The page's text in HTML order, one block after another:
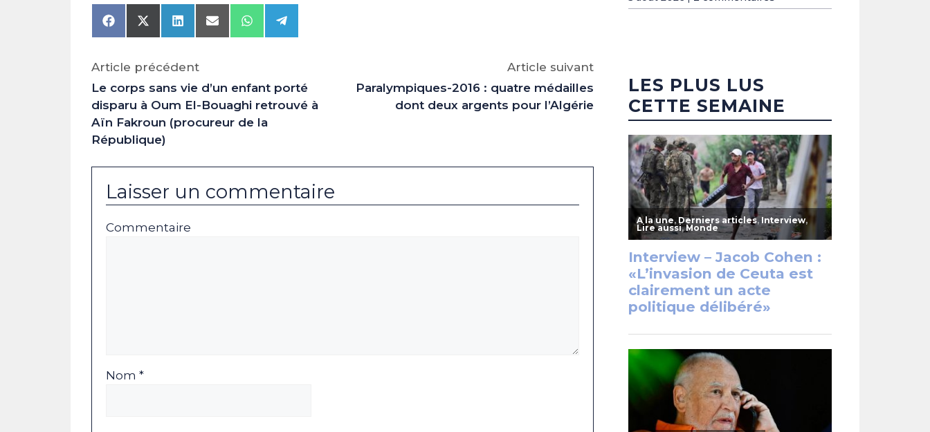
Share
on
Share
on
(Twitter)
Share
on
Share
on
Share
on
Share
on
Article précédent
Le corps sans vie d’un enfant porté
disparu à Oum El-Bouaghi retrouvé à
Aïn Fakroun (procureur de la
République)
Article suivant
Paralympiques-2016 : quatre médailles
dont deux argents pour l’Algérie
Laisser un commentaire
Commentaire
Nom *
LES PLUS LUS
CETTE SEMAINE